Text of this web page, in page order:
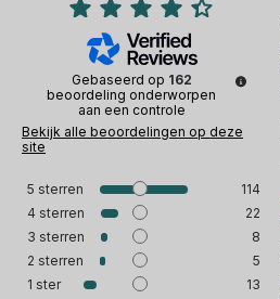
Gebaseerd op 162
beoordeling onderworpen
aan een controle
Bekijk alle beoordelingen op deze
site
5 sterren
114
4 sterren
22
3 sterren
8
2 sterren
5
1 ster 13